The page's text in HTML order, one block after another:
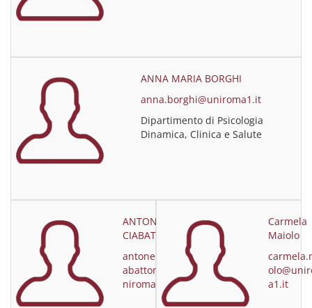
ANNA MARIA BORGHI
anna.borghi@uniroma1.it
Dipartimento di Psicologia
Dinamica, Clinica e Salute
ANTONELLA
CIABATTONI
antonella.ci
abattoni@u
niroma1.it
Carmela
Maiolo
a1.it